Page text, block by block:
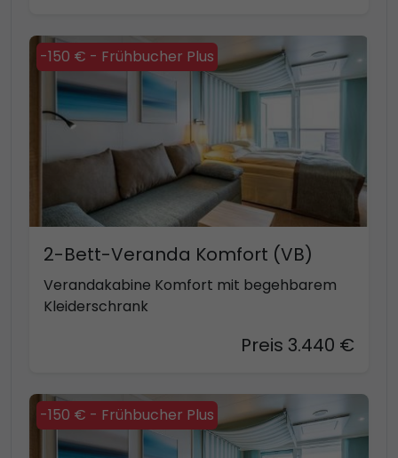
-150 € - Frühbucher Plus
2-Bett-Veranda Komfort (VB)
Verandakabine Komfort mit begehbarem
Kleiderschrank
Preis 3.440 €
-150 € - Frühbucher Plus